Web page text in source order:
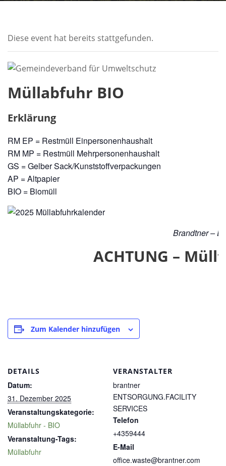
Diese event hat bereits stattgefunden.
Müllabfuhr BIO
Erklärung
RM EP = Restmüll Einpersonenhaushalt
RM MP = Restmüll Mehrpersonenhaushalt
GS = Gelber Sack/Kunststoffverpackungen
AP = Altpapier
BIO = Biomüll
Brandtner –
ACHTUNG –
Zum Kalender hinzufügen
DETAILS
Datum:
31. Dezember 2025
Veranstaltungskategorie:
Müllabfuhr - BIO
Veranstaltung-Tags:
Müllabfuhr
VERANSTALTER
brantner
ENTSORGUNG.FACILITY
SERVICES
Telefon
+4359444
E-Mail
office.waste@brantner.com